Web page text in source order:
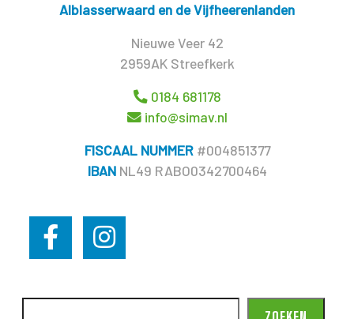
Alblasserwaard en de Vijfheerenlanden
Nieuwe Veer 42
2959AK Streefkerk
0184 681178
info@simav.nl
FISCAAL NUMMER#004851377
IBAN NL49 RABO0342700464